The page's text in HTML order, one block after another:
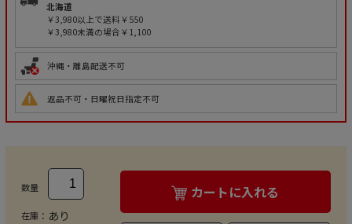
北海道
￥3,980以上で送料￥550
￥3,980未満の場合￥1,100
沖縄・離島配送不可
返品不可・日曜祝日指定不可
数量
在庫： あり
カートに入れる